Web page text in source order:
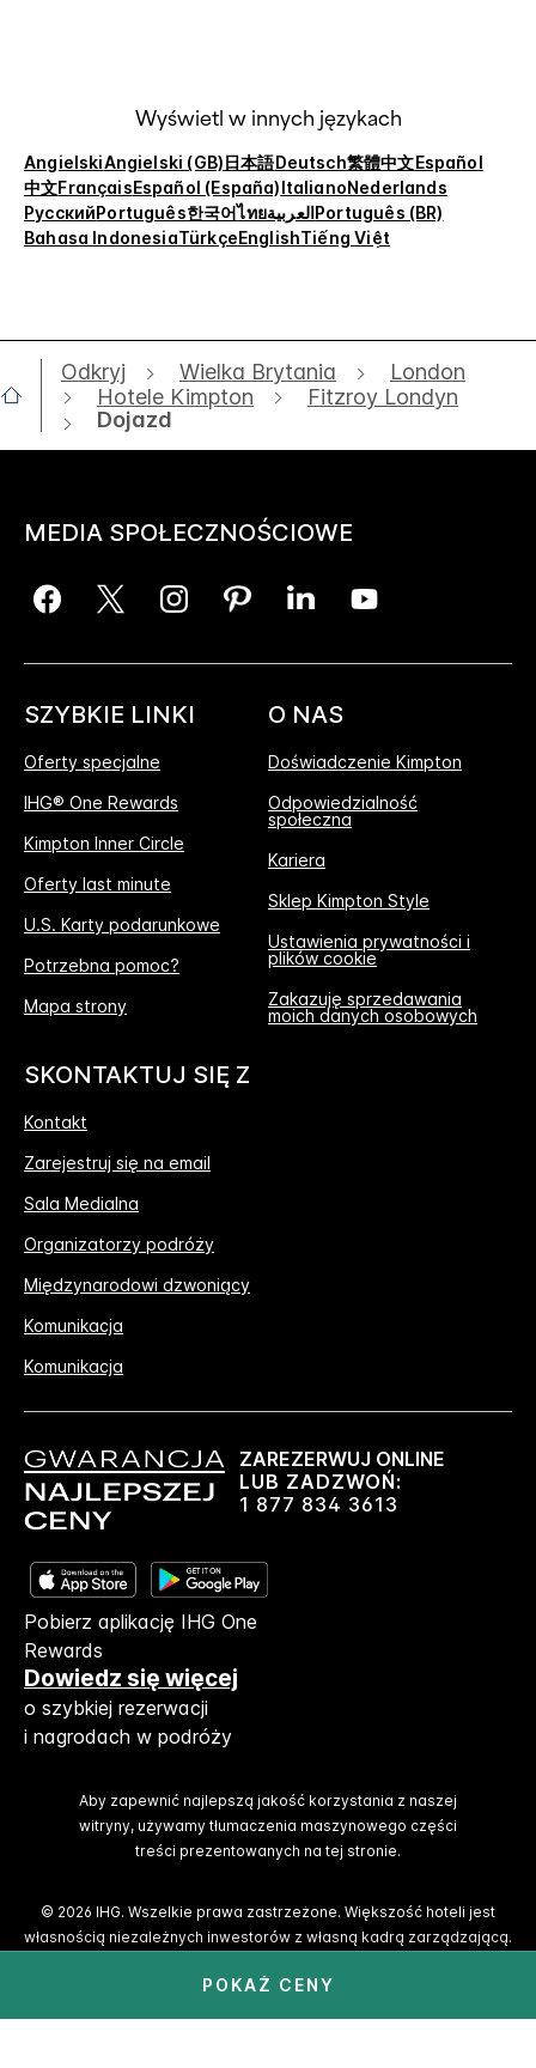
POKAŻ CENY
Wyświetl w innych językach
AngielskiAngielski (GB)日本語Deutsch繁體中文Español
中文FrançaisEspañol (España)ItalianoNederlands
РусскийPortuguês한국어ไทยالعربيةPortuguês (BR)
Bahasa IndonesiaTürkçeEnglishTiếng Việt
Odkryj Wielka Brytania
London
Hotele Kimpton
Fitzroy Londyn
Dojazd
MEDIA SPOŁECZNOŚCIOWE
SZYBKIE LINKI
Oferty specjalne
IHG® One Rewards
Kimpton Inner Circle
Oferty last minute
U.S. Karty podarunkowe
Potrzebna pomoc?
Mapa strony
O NAS
Doświadczenie Kimpton
Odpowiedzialność
społeczna
Kariera
Sklep Kimpton Style
Ustawienia prywatności i
plików cookie
Zakazuję sprzedawania
moich danych osobowych
SKONTAKTUJ SIĘ Z
Kontakt
Zarejestruj się na email
Sala Medialna
Organizatorzy podróży
Międzynarodowi dzwoniący
Komunikacja
Komunikacja
ZAREZERWUJ ONLINE
LUB ZADZWOŃ:
1 877 834 3613
Pobierz aplikację IHG One
Rewards
Dowiedz się więcej
o szybkiej rezerwacji
i nagrodach w podróży
Aby zapewnić najlepszą jakość korzystania z naszej
witryny, używamy tłumaczenia maszynowego części
treści prezentowanych na tej stronie.
© 2026 IHG. Wszelkie prawa zastrzeżone. Większość hoteli jest
własnością niezależnych inwestorów z własną kadrą zarządzającą.